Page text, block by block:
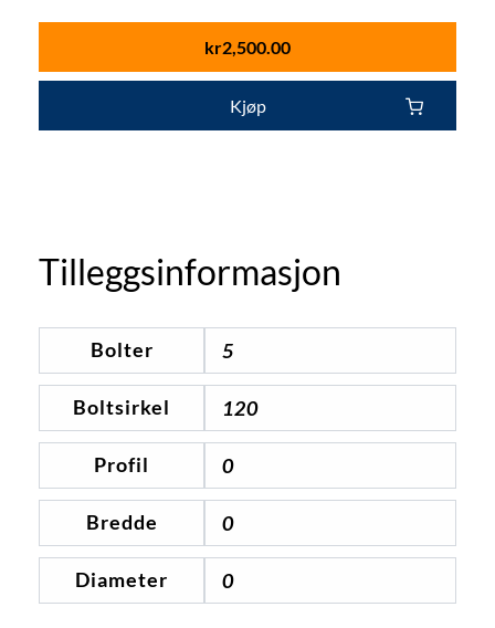
kr2,500.00
Kjøp
Tilleggsinformasjon
Bolter 5
Boltsirkel 120
Profil 0
Bredde 0
Diameter 0